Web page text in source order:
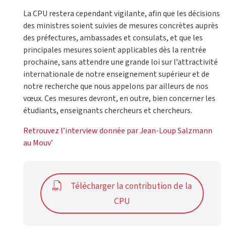
La CPU restera cependant vigilante, afin que les décisions
des ministres soient suivies de mesures concrètes auprès
des préfectures, ambassades et consulats, et que les
principales mesures soient applicables dès la rentrée
prochaine, sans attendre une grande loi sur l’attractivité
internationale de notre enseignement supérieur et de
notre recherche que nous appelons par ailleurs de nos
vœux. Ces mesures devront, en outre, bien concerner les
étudiants, enseignants chercheurs et chercheurs.
Retrouvez l’interview donnée par Jean-Loup Salzmann
au Mouv’
Télécharger la contribution de la
CPU